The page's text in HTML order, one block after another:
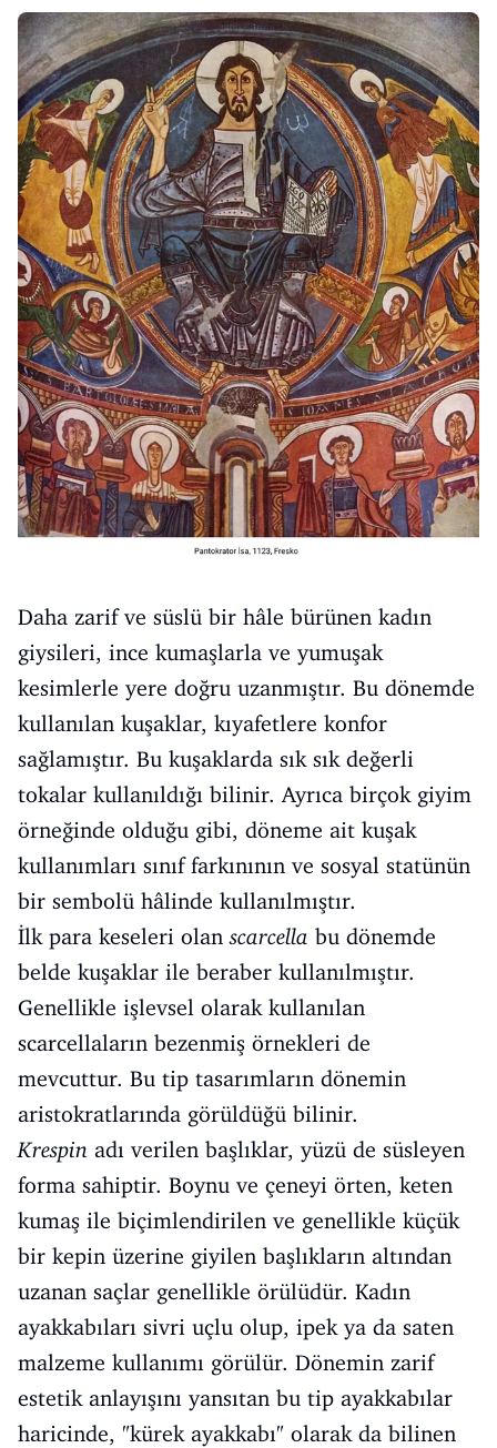
Daha zarif ve süslü bir hâle bürünen kadın
giysileri, ince kumaşlarla ve yumuşak
kesimlerle yere doğru uzanmıştır. Bu dönemde
kullanılan kuşaklar, kıyafetlere konfor
sağlamıştır. Bu kuşaklarda sık sık değerli
tokalar kullanıldığı bilinir. Ayrıca birçok giyim
örneğinde olduğu gibi, döneme ait kuşak
kullanımları sınıf farkınının ve sosyal statünün
bir sembolü hâlinde kullanılmıştır.
İlk para keseleri olanscarcella bu dönemde
belde kuşaklar ile beraber kullanılmıştır.
Genellikle işlevsel olarak kullanılan
scarcellaların bezenmiş örnekleri de
mevcuttur. Bu tip tasarımların dönemin
aristokratlarında görüldüğü bilinir.
Krespin adı verilen başlıklar, yüzü de süsleyen
forma sahiptir. Boynu ve çeneyi örten, keten
kumaş ile biçimlendirilen ve genellikle küçük
bir kepin üzerine giyilen başlıkların altından
uzanan saçlar genellikle örülüdür. Kadın
ayakkabıları sivri uçlu olup, ipek ya da saten
malzeme kullanımı görülür. Dönemin zarif
estetik anlayışını yansıtan bu tip ayakkabılar
haricinde, "kürek ayakkabı" olarak da bilinen